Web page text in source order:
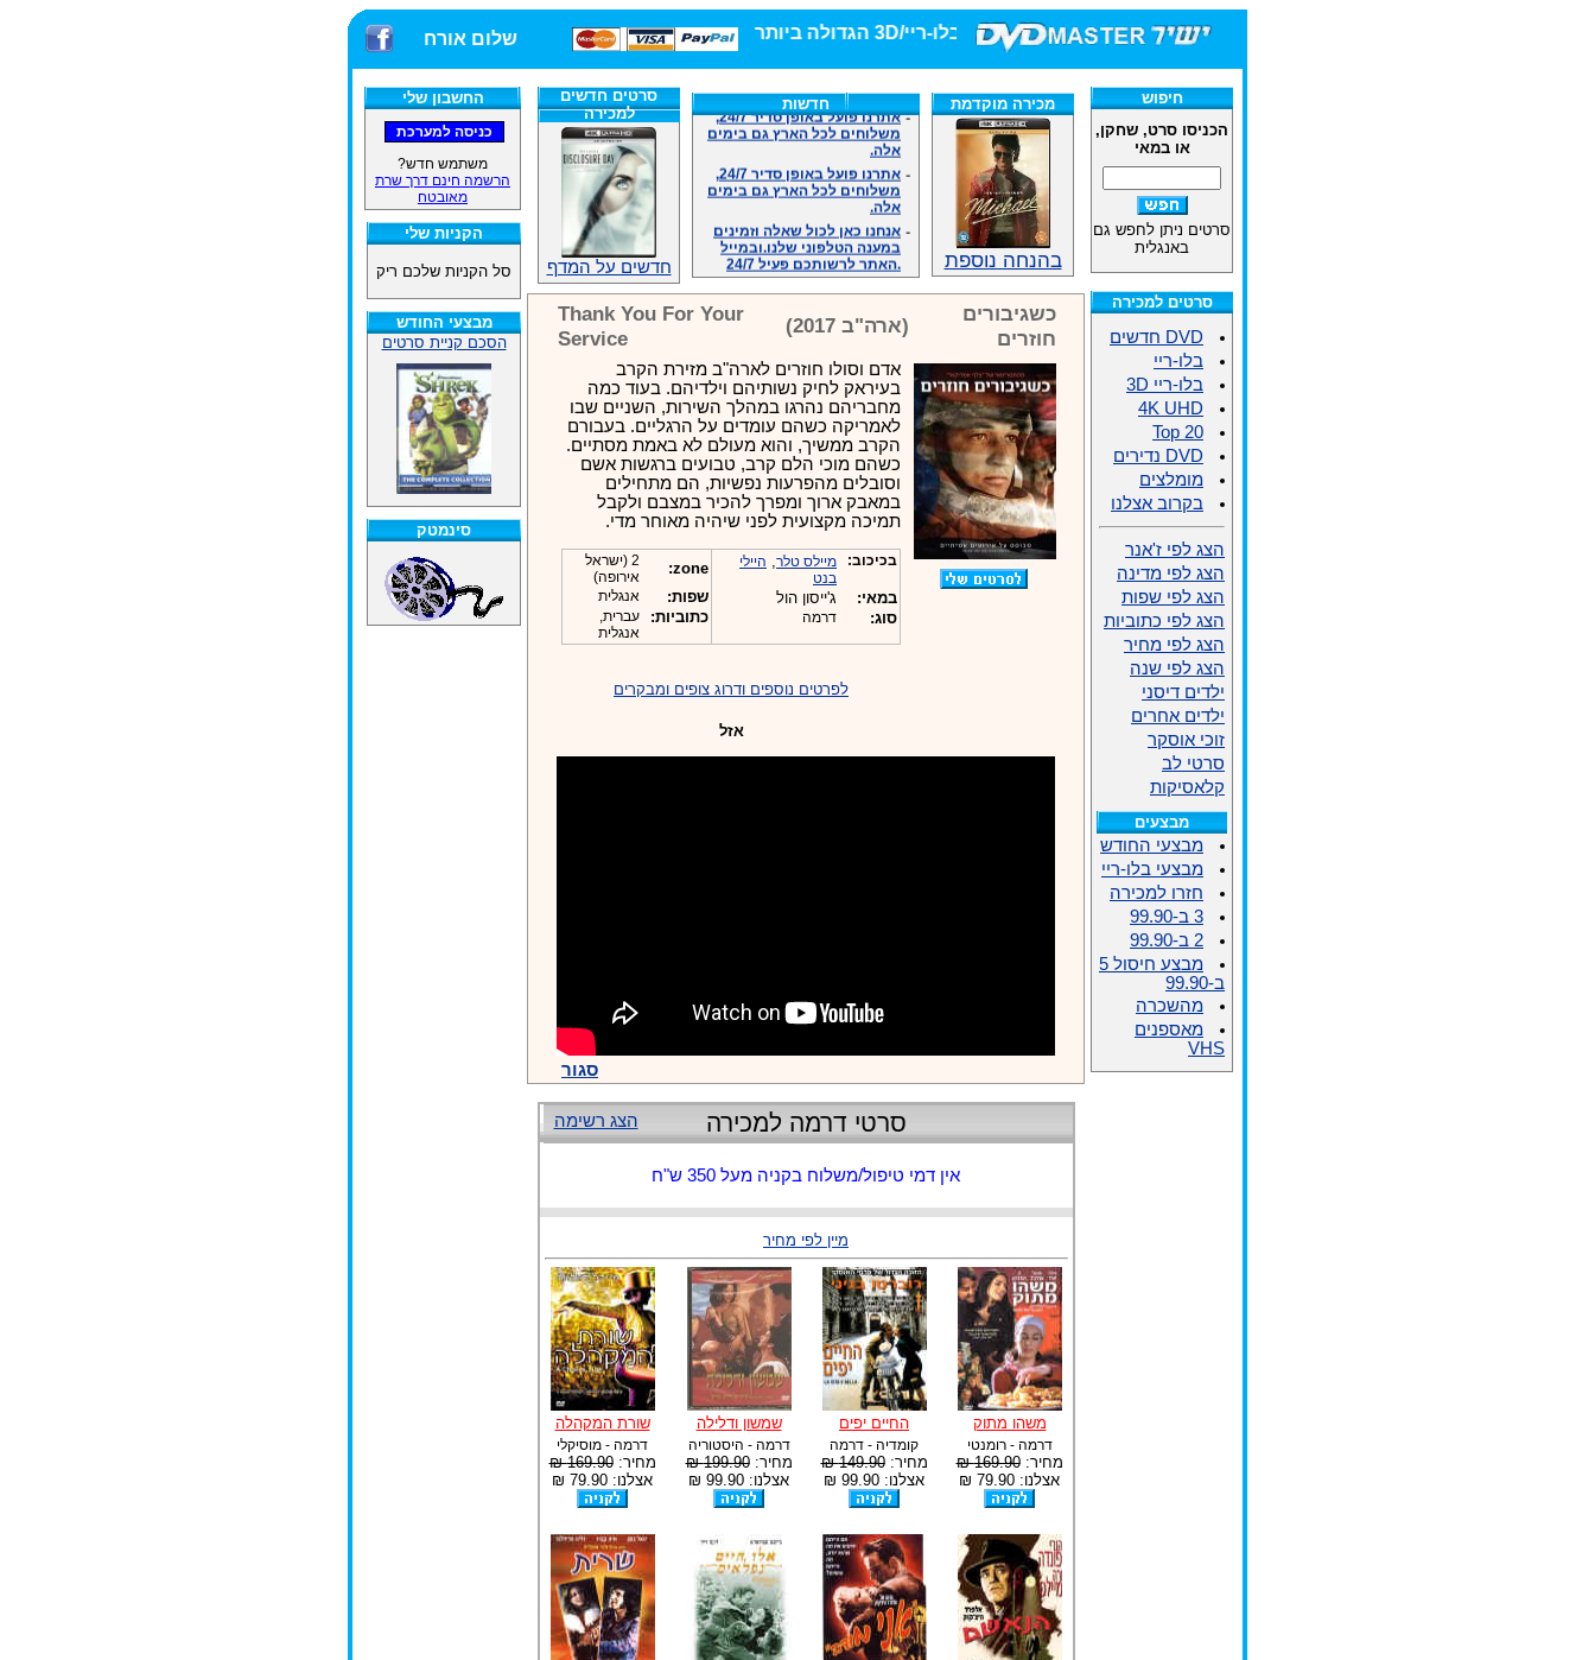
חנות הסרטים DVD/בלו-ריי/3D הגדולה ביותר!שלום אורח
החשבון שלי
משתמש חדש?
הרשמה חינם דרך שרת
מאובטח
הקניות שלי
סל הקניות שלכם ריק
מבצעי החודש
הסכם קניית סרטים
סינמטק
מכירה מוקדמת
בהנחה נוספת
חדשות
משלוחים לכל הארץ גם בימים
אלה.
משלוחים לכל הארץ גם בימים
אלה.
אנחנו כאן לכול שאלה וזמינים
במענה הטלפוני שלנו.ובמייל
.האתר לרשותכם פעיל 24/7
-מענה טלפוני: 09-7652392
-צוות דיוידי מאסטר ישיר.
-זמינים במייל ובטלפון. האתר
צוות דיוידי מאסטר ישיר.
אנחנו כאן לכול שאלה וזמינים
במענה הטלפוני שלנו.ובמייל
.האתר לרשותכם 24/7
מענה טלפוני: 09-7652392
צוות דיוידי מאסטר ישיר.
סרטים חדשים
למכירה
חדשים על המדף
כשגיבורים
חוזרים
(ארה"ב 2017)
Thank You For Your
Service
אדם וסולו חוזרים לארה"ב מזירת הקרב
בעיראק לחיק נשותיהם וילדיהם. בעוד כמה
מחבריהם נהרגו במהלך השירות, השניים שבו
לאמריקה כשהם עומדים על הרגליים. בעבורם
הקרב ממשיך, והוא מעולם לא באמת מסתיים.
כשהם מוכי הלם קרב, טבועים ברגשות אשם
וסובלים מהפרעות נפשיות, הם מתחילים
במאבק ארוך ומפרך להכיר במצבם ולקבל
תמיכה מקצועית לפני שיהיה מאוחר מדי.
בכיכוב: מיילס טלר, היילי
בנט
במאי:
ג'ייסון הול
סוג:
דרמה
zone:
2 (ישראל
אירופה)
שפות: אנגלית
כתוביות:
עברית,
אנגלית
לפרטים נוספים ודרוג צופים ומבקרים
אזל
סגור
הצג רשימה סרטי דרמה למכירה
אין דמי טיפול/משלוח בקניה מעל 350 ש"ח
מיין לפי מחיר
משהו מתוק
דרמה - רומנטי
מחיר:169.90 ₪
אצלנו: 79.90 ₪
החיים יפים
קומדיה - דרמה
מחיר:149.90 ₪
אצלנו: 99.90 ₪
שמשון ודלילה
דרמה - היסטוריה
מחיר:199.90 ₪
אצלנו: 99.90 ₪
שורת המקהלה
דרמה - מוסיקלי
מחיר:169.90 ₪
אצלנו: 79.90 ₪
חיפוש
הכניסו סרט, שחקן,
או במאי
סרטים ניתן לחפש גם
באנגלית
סרטים למכירה
DVD חדשים
בלו-ריי
בלו-ריי 3D
4K UHD
Top 20
DVD נדירים
מומלצים
בקרוב אצלנו
הצג לפי ז'אנר
הצג לפי מדינה
הצג לפי שפות
הצג לפי כתוביות
הצג לפי מחיר
הצג לפי שנה
ילדים דיסני
ילדים אחרים
זוכי אוסקר
סרטי לב
קלאסיקות
מבצעים
מבצעי החודש
מבצעי בלו-ריי
חזרו למכירה
3 ב-99.90
2 ב-99.90
מבצע חיסול 5
ב-99.90
מהשכרה
מאספנים
VHS